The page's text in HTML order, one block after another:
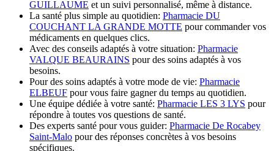
GUILLAUME et un suivi personnalisé, même à distance.
La santé plus simple au quotidien: Pharmacie DU
COUCHANT LA GRANDE MOTTE pour commander vos
médicaments en quelques clics.
Avec des conseils adaptés à votre situation: Pharmacie
VALQUE BEAURAINS pour des soins adaptés à vos
besoins.
Pour des soins adaptés à votre mode de vie: Pharmacie
ELBEUF pour vous faire gagner du temps au quotidien.
Une équipe dédiée à votre santé: Pharmacie LES 3 LYS pour
répondre à toutes vos questions de santé.
Des experts santé pour vous guider: Pharmacie De Rocabey
Saint-Malo pour des réponses concrètes à vos besoins
spécifiques.